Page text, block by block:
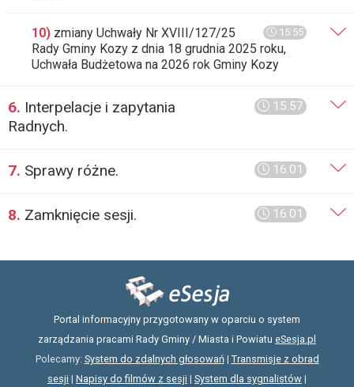
15:55
10) zmiany Uchwały Nr XVIII/127/25
Rady Gminy Kozy z dnia 18 grudnia 2025 roku,
Uchwała Budżetowa na 2026 rok Gminy Kozy
15:57
6. Interpelacje i zapytania
Radnych.
16:01
7. Sprawy różne.
16:01
8. Zamknięcie sesji.
Portal informacyjny przygotowany w oparciu o system
zarządzania pracami Rady Gminy / Miasta i Powiatu eSesja.pl
Polecamy: System do zdalnych głosowań| Transmisje z obrad
sesji | Napisy do filmów z sesji | System dla sygnalistów |